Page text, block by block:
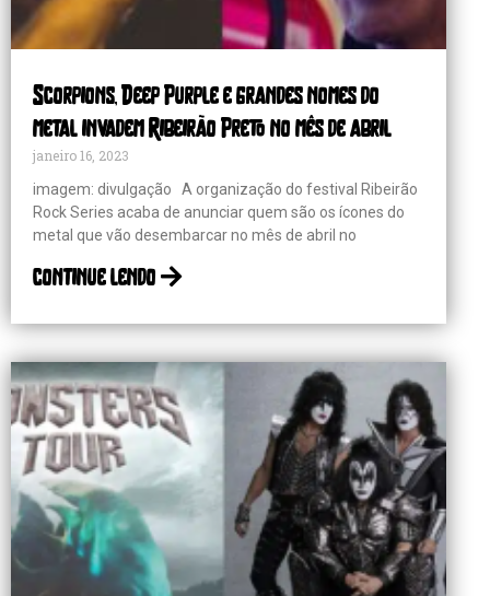
Scorpions, Deep Purple e grandes nomes do
metal invadem Ribeirão Preto no mês de abril
janeiro 16, 2023
imagem: divulgação A organização do festival Ribeirão
Rock Series acaba de anunciar quem são os ícones do
metal que vão desembarcar no mês de abril no
continue lendo